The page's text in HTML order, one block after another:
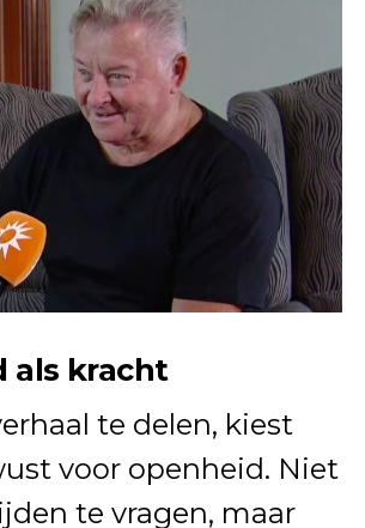
als kracht
te delen, kiest
voor openheid. Niet
te vragen, maar